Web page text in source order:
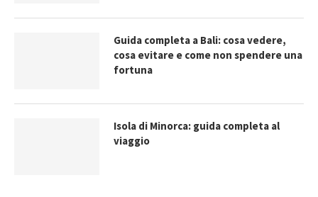
Guida completa a Bali: cosa vedere,
cosa evitare e come non spendere una
fortuna
Isola di Minorca: guida completa al
viaggio